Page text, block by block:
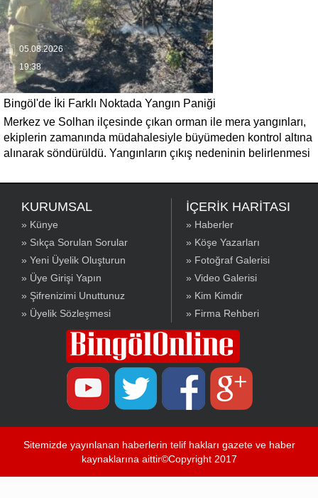
05.08.2026
19:38
Bingöl'de İki Farklı Noktada Yangın Paniği
Merkez ve Solhan ilçesinde çıkan orman ile mera yangınları,
ekiplerin zamanında müdahalesiyle büyümeden kontrol altına
alınarak söndürüldü. Yangınların çıkış nedeninin belirlenmesi
KURUMSAL
» Künye
» Sıkça Sorulan Sorular
» Yeni Üyelik Oluşturun
» Üye Girişi Yapın
» Şifrenizimi Unuttunuz
» Üyelik Sözleşmesi
İÇERİK HARİTASI
» Haberler
» Köşe Yazarları
» Fotoğraf Galerisi
» Video Galerisi
» Kim Kimdir
» Firma Rehberi
Sitemizde yayınlanan haberlerin telif hakları gazete ve haber
kaynaklarına aittir©Copyright 2017